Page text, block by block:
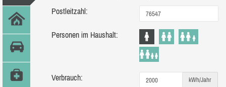
Postleitzahl:
Personen im Haushalt:
Verbrauch: kWh/Jahr